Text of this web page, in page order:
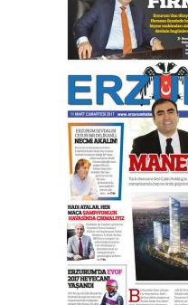
Esat BİNDESEN
Başkan
bir vizyon
02 Ağustos 2026
Kadir
29 Haziran 2026